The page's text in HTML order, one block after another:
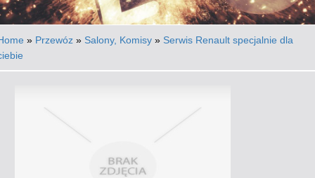
» Przewóz » Salony, Komisy » Serwis Renault specjalnie dla